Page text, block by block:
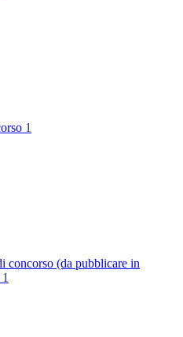
1
concorso (da pubblicare in
1